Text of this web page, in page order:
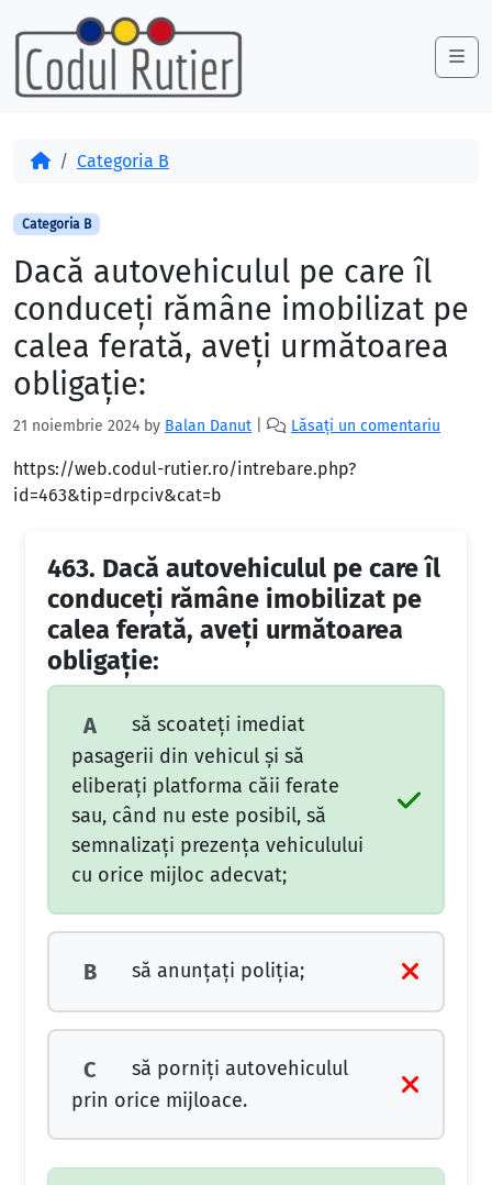
Skip to content
Skip to footer
AcasăCategoria B
Categoria B
Dacă autovehiculul pe care îl
conduceţi rămâne imobilizat pe
calea ferată, aveţi următoarea
obligaţie:
21 noiembrie 2024 by Balan Danut Lăsați un comentariu
https://web.codul-rutier.ro/intrebare.php?
id=463&tip=drpciv&cat=b
463. Dacă autovehiculul pe care îl
conduceţi rămâne imobilizat pe
calea ferată, aveţi următoarea
obligaţie:
A
să scoateţi imediat
pasagerii din vehicul şi să
eliberaţi platforma căii ferate
sau, când nu este posibil, să
semnalizaţi prezenţa vehiculului
cu orice mijloc adecvat;
B să anunţaţi poliţia;
C
să porniţi autovehiculul
prin orice mijloace.